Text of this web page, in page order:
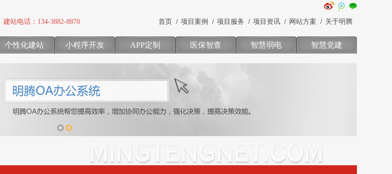
建站电话： 134-3882-8870 首页 项目案例 项目服务 项目资讯 网站方案 关于明腾
智慧党建
智慧弱电
医保智查
APP定制
小程序开发
个性化建站